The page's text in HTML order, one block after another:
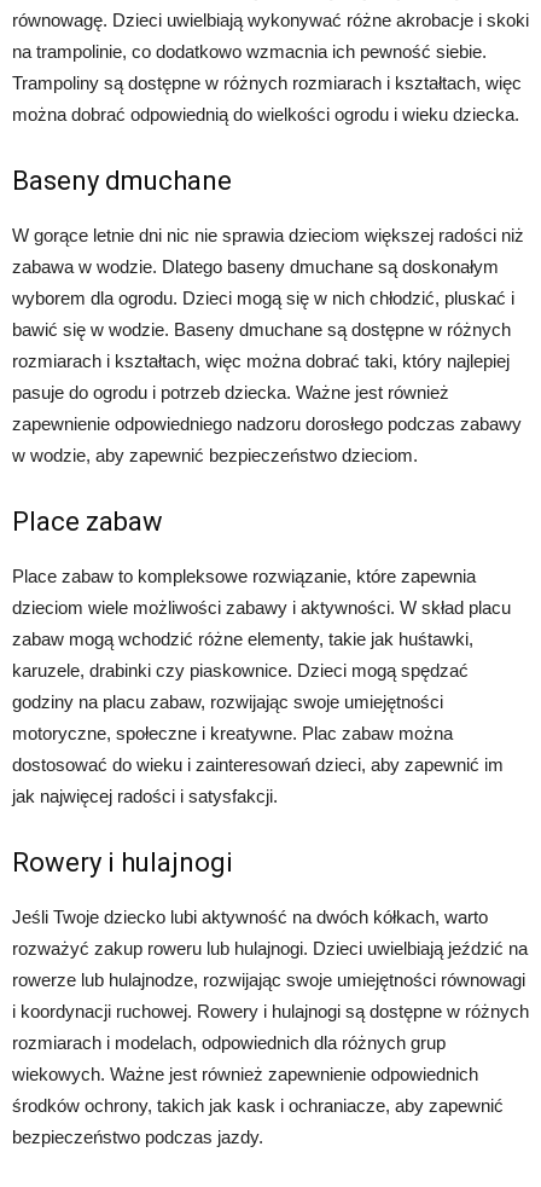
równowagę. Dzieci uwielbiają wykonywać różne akrobacje i skoki
na trampolinie, co dodatkowo wzmacnia ich pewność siebie.
Trampoliny są dostępne w różnych rozmiarach i kształtach, więc
można dobrać odpowiednią do wielkości ogrodu i wieku dziecka.
Baseny dmuchane
W gorące letnie dni nic nie sprawia dzieciom większej radości niż
zabawa w wodzie. Dlatego baseny dmuchane są doskonałym
wyborem dla ogrodu. Dzieci mogą się w nich chłodzić, pluskać i
bawić się w wodzie. Baseny dmuchane są dostępne w różnych
rozmiarach i kształtach, więc można dobrać taki, który najlepiej
pasuje do ogrodu i potrzeb dziecka. Ważne jest również
zapewnienie odpowiedniego nadzoru dorosłego podczas zabawy
w wodzie, aby zapewnić bezpieczeństwo dzieciom.
Place zabaw
Place zabaw to kompleksowe rozwiązanie, które zapewnia
dzieciom wiele możliwości zabawy i aktywności. W skład placu
zabaw mogą wchodzić różne elementy, takie jak huśtawki,
karuzele, drabinki czy piaskownice. Dzieci mogą spędzać
godziny na placu zabaw, rozwijając swoje umiejętności
motoryczne, społeczne i kreatywne. Plac zabaw można
dostosować do wieku i zainteresowań dzieci, aby zapewnić im
jak najwięcej radości i satysfakcji.
Rowery i hulajnogi
Jeśli Twoje dziecko lubi aktywność na dwóch kółkach, warto
rozważyć zakup roweru lub hulajnogi. Dzieci uwielbiają jeździć na
rowerze lub hulajnodze, rozwijając swoje umiejętności równowagi
i koordynacji ruchowej. Rowery i hulajnogi są dostępne w różnych
rozmiarach i modelach, odpowiednich dla różnych grup
wiekowych. Ważne jest również zapewnienie odpowiednich
środków ochrony, takich jak kask i ochraniacze, aby zapewnić
bezpieczeństwo podczas jazdy.